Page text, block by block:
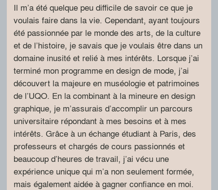
Il m’a été quelque peu difficile de savoir ce que je
voulais faire dans la vie. Cependant, ayant toujours
été passionnée par le monde des arts, de la culture
et de l’histoire, je savais que je voulais être dans un
domaine inusité et relié à mes intérêts. Lorsque j’ai
terminé mon programme en design de mode, j’ai
découvert la majeure en muséologie et patrimoines
de l’UQO. En la combinant à la mineure en design
graphique, je m’assurais d’accomplir un parcours
universitaire répondant à mes besoins et à mes
intérêts. Grâce à un échange étudiant à Paris, des
professeurs et chargés de cours passionnés et
beaucoup d’heures de travail, j’ai vécu une
expérience unique qui m’a non seulement formée,
mais également aidée à gagner confiance en moi.